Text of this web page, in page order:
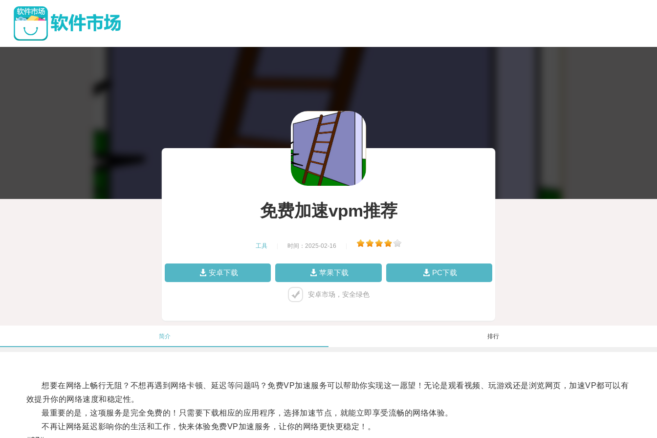
免费加速vpm推荐
工具 时间：2025-02-16
安卓下载 苹果下载 PC下载
安卓市场，安全绿色
简介 排行
想要在网络上畅行无阻？不想再遇到网络卡顿、延迟等问题吗？免费VP加速服务可以帮助你实现这一愿望！无论是观看视频、玩游戏还是浏览网页，加速VP都可以有
效提升你的网络速度和稳定性。
最重要的是，这项服务是完全免费的！只需要下载相应的应用程序，选择加速节点，就能立即享受流畅的网络体验。
不再让网络延迟影响你的生活和工作，快来体验免费VP加速服务，让你的网络更快更稳定！。